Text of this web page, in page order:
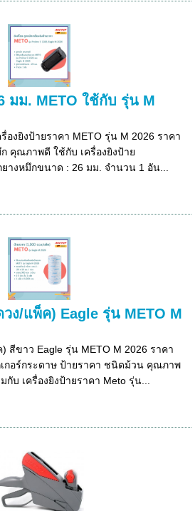
มม. METO ใช้กับ รุ่น M
องยิงป้ายราคา METO รุ่น M 2026 ราคา
คุณภาพดี ใช้กับ เครื่องยิงป้าย
างหมึกขนาด : 26 มม. จำนวน 1 อัน...
ง/แพ็ค) Eagle รุ่น METO M
สีขาว Eagle รุ่น METO M 2026 ราคา
เกอร์กระดาษ ป้ายราคา ชนิดม้วน คุณภาพ
บ เครื่องยิงป้ายราคา Meto รุ่น...